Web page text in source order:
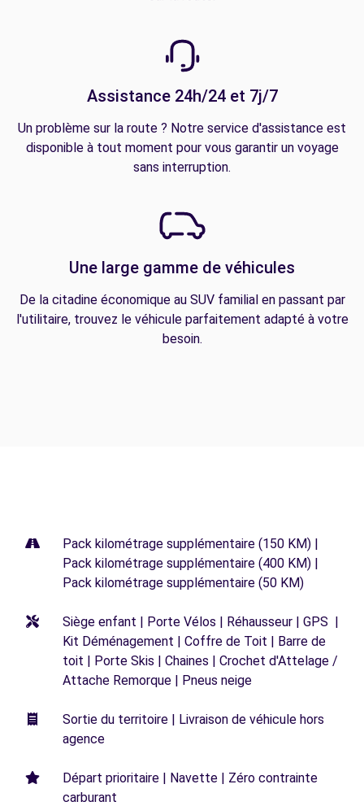
Assistance 24h/24 et 7j/7
Un problème sur la route ? Notre service d'assistance est
disponible à tout moment pour vous garantir un voyage
sans interruption.
Une large gamme de véhicules
De la citadine économique au SUV familial en passant par
l'utilitaire, trouvez le véhicule parfaitement adapté à votre
besoin.
Pack kilométrage supplémentaire (150 KM) |
Pack kilométrage supplémentaire (400 KM) |
Pack kilométrage supplémentaire (50 KM)
Siège enfant | Porte Vélos | Réhausseur | GPS |
Kit Déménagement | Coffre de Toit | Barre de
toit | Porte Skis | Chaines | Crochet d'Attelage /
Attache Remorque | Pneus neige
Sortie du territoire | Livraison de véhicule hors
agence
Départ prioritaire | Navette | Zéro contrainte
carburant